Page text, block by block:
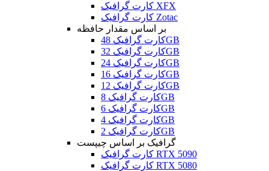
کارت گرافیک XFX
کارت گرافیک Zotac
بر اساس مقدار حافظه
کارت گرافیک 48GB
کارت گرافیک 32GB
کارت گرافیک 24GB
کارت گرافیک 16GB
کارت گرافیک 12GB
کارت گرافیک 8GB
کارت گرافیک 6GB
کارت گرافیک 4GB
کارت گرافیک 2GB
گرافیک بر اساس چیپست
کارت گرافیک RTX 5090
کارت گرافیک RTX 5080